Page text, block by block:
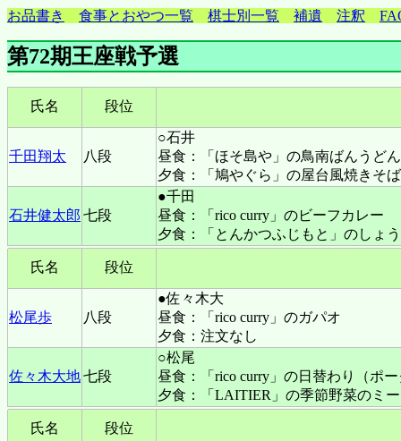
お品書き 食事とおやつ一覧 棋士別一覧 補遺 注釈
第72期王座戦予選
氏名 段位
千田翔太 八段
○石井
昼食：「ほそ島や」の鳥南ばんうどん
夕食：「鳩やぐら」の屋台風焼きそば
石井健太郎 七段
●千田
昼食：「rico curry」のビーフカレー
夕食：「とんかつふじもと」のしょ
氏名 段位
松尾歩 八段
●佐々木大
昼食：「rico curry」のガパオ
夕食：注文なし
佐々木大地七段
○松尾
昼食：「rico curry」の日替わり（ポ
夕食：「LAITIER」の季節野菜のミ
氏名 段位